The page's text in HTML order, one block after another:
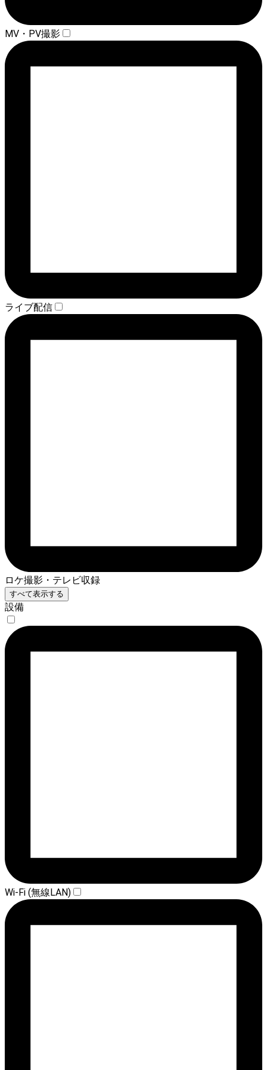
MV・PV撮影
ライブ配信
ロケ撮影・テレビ収録
すべて表示する
設備
Wi-Fi (無線LAN)